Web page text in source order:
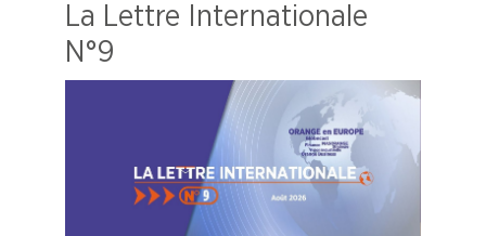
La Lettre Internationale
N°9